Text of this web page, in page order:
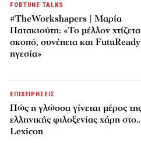
FORTUNE TALKS
#TheWorkshapers | Μαρία
Πατακιούτη: «Το μέλλον
σκοπό, συνέπεια και FutuReady
ηγεσία»
ΕΠΙΧΕΙΡΗΣΕΙΣ
Πώς η γλώσσα γίνεται μέρος
ελληνικής φιλοξενίας χάρη
Lexicon